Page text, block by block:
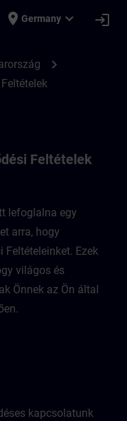
place Germany expand_more login
chevron_right
Feltételek
lefoglalna egy
arra, hogy
Feltételeinket. Ezek
világos és
Önnek az Ön által
kapcsolatunk